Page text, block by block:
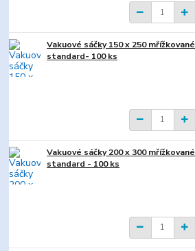
Vakuové sáčky 150 x 250 mřížkované
standard- 100 ks
Vakuové sáčky 200 x 300 mřížkované
standard - 100 ks